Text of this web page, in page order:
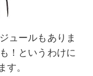
ュールもありま
！というわけに
。